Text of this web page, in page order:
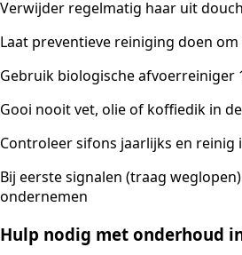
Verwijder regelmatig haar uit
Laat preventieve reiniging doen om
Gebruik biologische afvoerreiniger
Gooi nooit vet, olie of koffiedik in
Controleer sifons jaarlijks en reinig
Bij eerste signalen (traag
ondernemen
Hulp nodig met onderhoud